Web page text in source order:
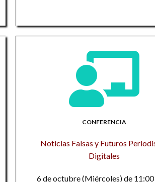
CONFERENCIA
Noticias Falsas y Futuros
Digitales
6 de octubre (Miércoles) de 11:00